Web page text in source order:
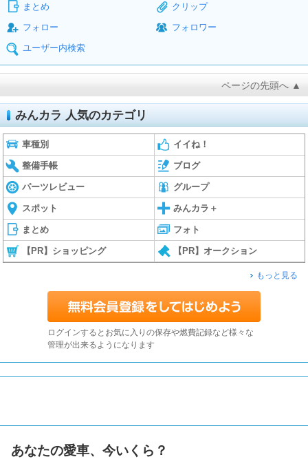
まとめ
クリップ
フォロー
フォロワー
ユーザー内検索
ページの先頭へ ▲
みんカラ 人気のカテゴリ
車種別 イイね！
整備手帳 ブログ
パーツレビュー グループ
スポット みんカラ＋
まとめ フォト
【PR】ショッピング 【PR】オークション
もっと見る
ログインするとお気に入りの保存や燃費記録など様々な
管理が出来るようになります
あなたの愛車、今いくら？